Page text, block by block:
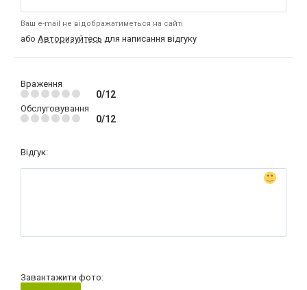
Ваш e-mail не відображатиметься на сайті
або Авторизуйтесь для написання відгуку
Враження
0/12
Обслуговування
0/12
Відгук:
Завантажити фото: